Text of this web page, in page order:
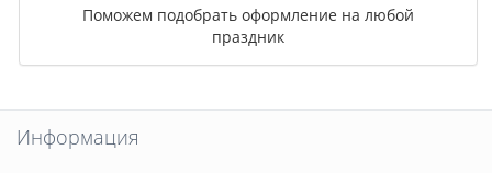
Поможем подобрать оформление на любой
праздник
Информация